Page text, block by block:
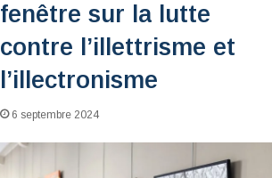
fenêtre sur la lutte
contre l’illettrisme et
l’illectronisme
6 septembre 2024